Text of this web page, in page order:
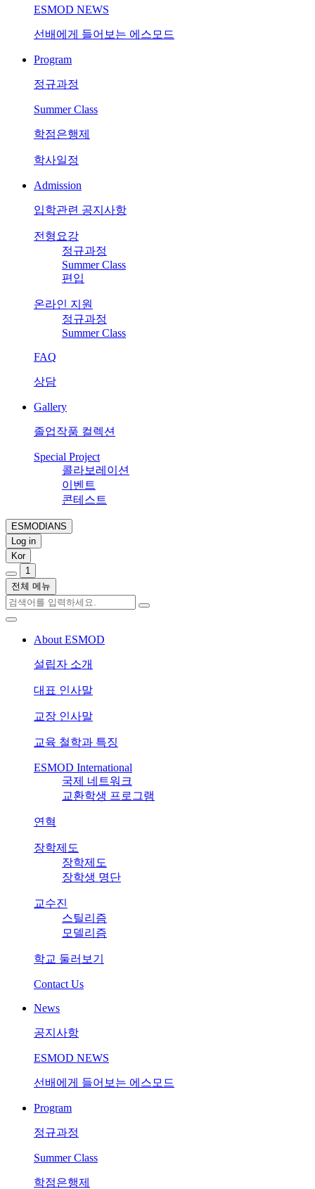
ESMOD NEWS
선배에게 들어보는 에스모드
Program
정규과정
Summer Class
학점은행제
학사일정
Admission
입학관련 공지사항
전형요강
정규과정
Summer Class
편입
온라인 지원
정규과정
Summer Class
FAQ
상담
Gallery
졸업작품 컬렉션
Special Project
콜라보레이션
이벤트
콘테스트
ESMODIANS
Log in
Kor
1
전체 메뉴
About ESMOD
설립자 소개
대표 인사말
교장 인사말
교육 철학과 특징
ESMOD International
국제 네트워크
교환학생 프로그램
연혁
장학제도
장학제도
장학생 명단
교수진
스틸리즘
모델리즘
학교 둘러보기
Contact Us
News
공지사항
ESMOD NEWS
선배에게 들어보는 에스모드
Program
정규과정
Summer Class
학점은행제